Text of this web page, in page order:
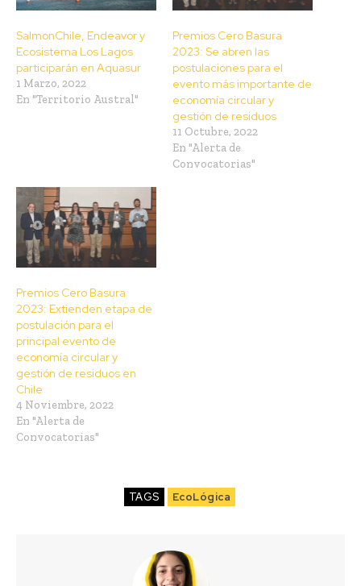
SalmonChile, Endeavor y
Ecosistema Los Lagos
participarán en Aquasur
1 Marzo, 2022
En "Territorio Austral"
Premios Cero Basura
2023: Se abren las
postulaciones para el
evento más importante de
economía circular y
gestión de residuos
11 Octubre, 2022
En "Alerta de
Convocatorias"
Premios Cero Basura
2023: Extienden etapa de
postulación para el
principal evento de
economía circular y
gestión de residuos en
Chile
4 Noviembre, 2022
En "Alerta de
Convocatorias"
TAGS EcoLógica